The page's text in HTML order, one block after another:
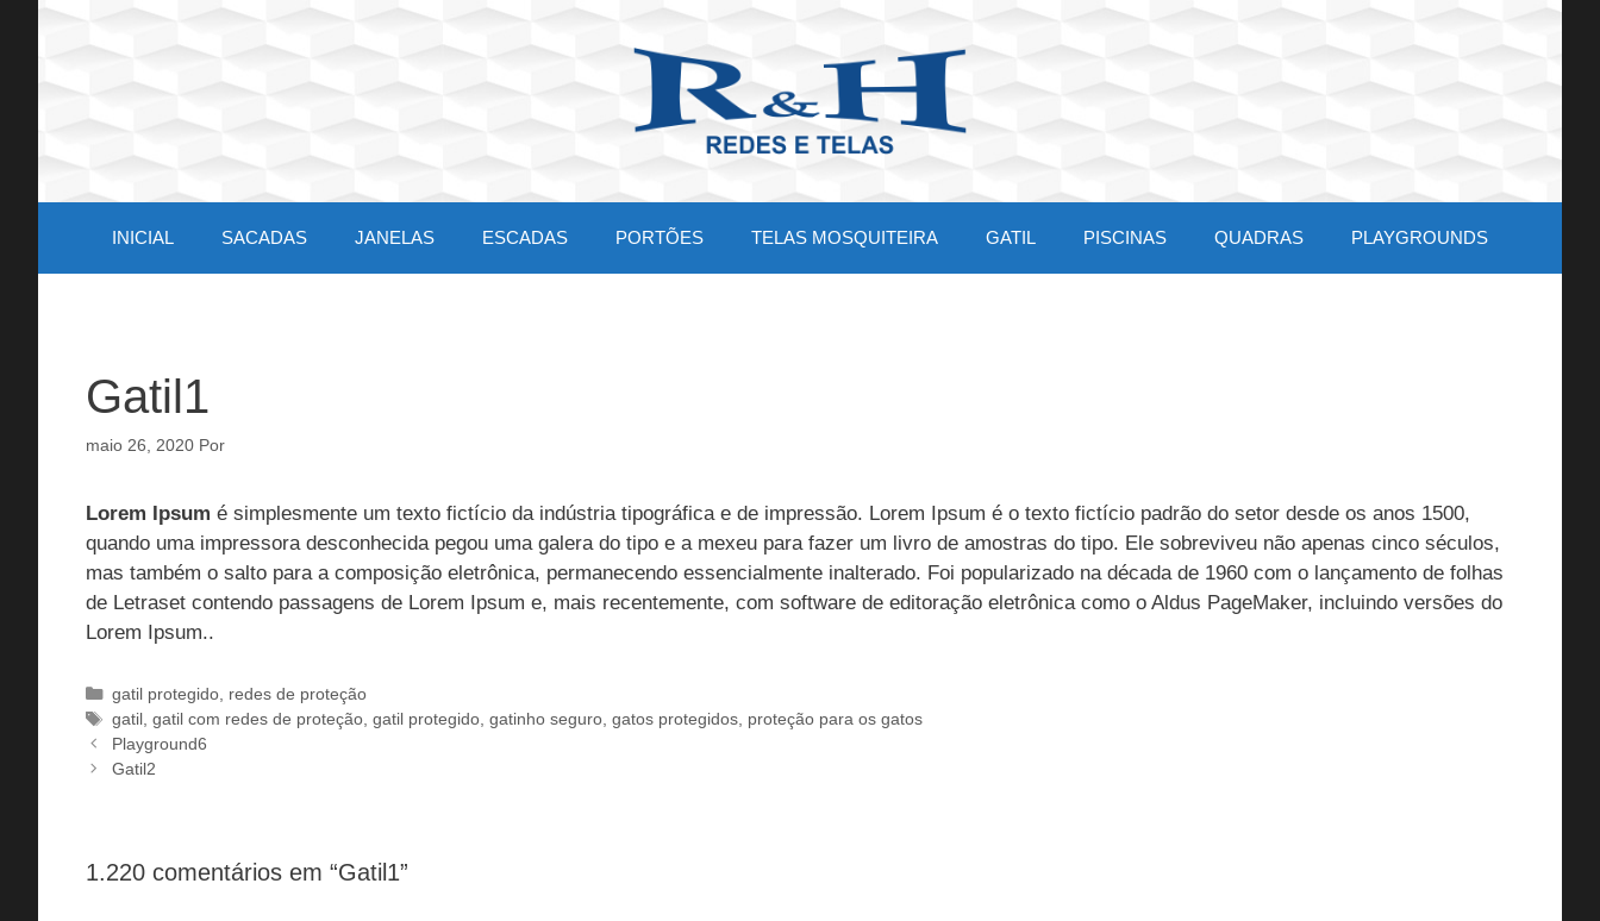
INICIAL SACADAS JANELAS ESCADAS PORTÕES TELAS MOSQUITEIRA GATIL PISCINAS QUADRAS PLAYGROUNDS
Gatil1
maio 26, 2020 Por
Lorem Ipsum é simplesmente um texto fictício da indústria tipográfica e de impressão. Lorem Ipsum é o texto fictício padrão do setor desde os anos 1500,
quando uma impressora desconhecida pegou uma galera do tipo e a mexeu para fazer um livro de amostras do tipo. Ele sobreviveu não apenas cinco séculos,
mas também o salto para a composição eletrônica, permanecendo essencialmente inalterado. Foi popularizado na década de 1960 com o lançamento de folhas
de Letraset contendo passagens de Lorem Ipsum e, mais recentemente, com software de editoração eletrônica como o Aldus PageMaker, incluindo versões do
Lorem Ipsum..
Categorias
gatil protegido, redes de proteção
Tags
gatil, gatil com redes de proteção, gatil protegido, gatinho seguro, gatos protegidos, proteção para os gatos
Playground6
Gatil2
1.220 comentários em “Gatil1”